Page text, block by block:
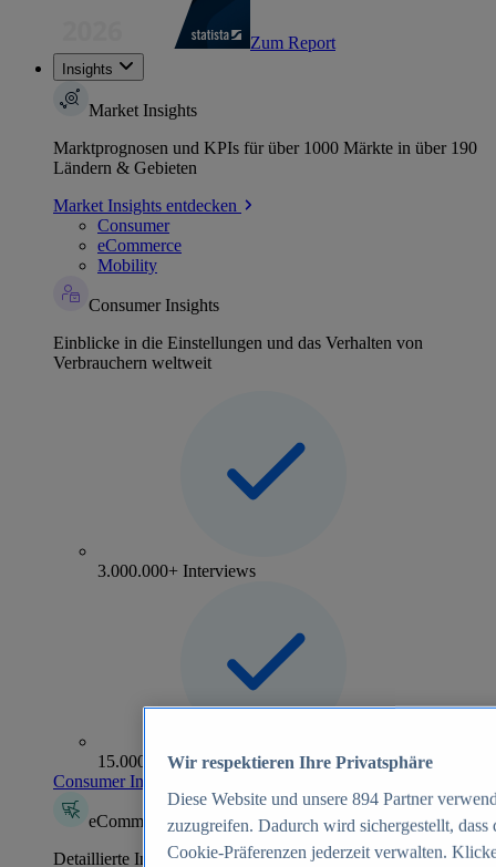
Zum Report
Insights
Market Insights
Marktprognosen und KPIs für über 1000 Märkte in über 190
Ländern & Gebieten
Market Insights entdecken
Consumer
eCommerce
Mobility
Consumer Insights
Einblicke in die Einstellungen und das Verhalten von
Verbrauchern weltweit
3.000.000+ Interviews
15.000+ Marken
Consumer Insights entdecken
eCommerce Insights
Detaillierte Informationen zu mehr als 39.000 Online-Shops
Wir respektieren Ihre Privatsphäre
Diese Website und unsere 894 Partner
zuzugreifen. Dadurch wird sichergestellt,
Cookie-Präferenzen jederzeit verwalten.